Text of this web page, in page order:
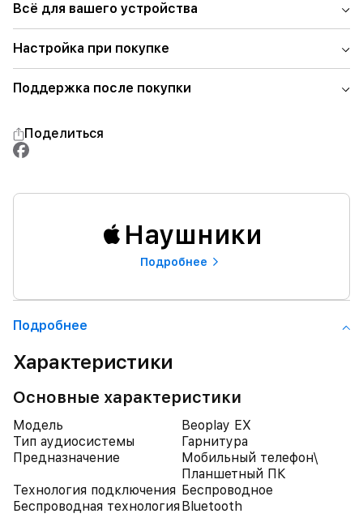
Всё для вашего устройства
Настройка при покупке
Поддержка после покупки
Поделиться
Наушники
Подробнее
Подробнее
Характеристики
Основные характеристики
Модель
Beoplay EX
Тип аудиосистемы
Гарнитура
Предназначение
Мобильный телефон\
Планшетный ПК
Технология подключения Беспроводное
Беспроводная технология Bluetooth